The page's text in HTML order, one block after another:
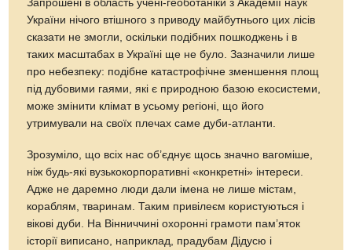
Запрошені в область учені-геоботаніки з Академії наук
України нічого втішного з приводу майбутнього цих лісів
сказати не змогли, оскільки подібних пошкоджень і в
таких масштабах в Україні ще не було. Зазначили лише
про небезпеку: подібне катастрофічне зменшення площ
під дубовими гаями, які є природною базою екосистеми,
може змінити клімат в усьому регіоні, що його
утримували на своїх плечах саме дуби-атланти.
Зрозуміло, що всіх нас об’єднує щось значно вагоміше,
ніж будь-які вузькокорпоративні «конкретні» інтереси.
Адже не даремно люди дали імена не лише містам,
кораблям, тваринам. Таким привілеєм користуються і
вікові дуби. На Вінниччині охоронні грамоти пам’яток
історії виписано, наприклад, прадубам Дідусю і